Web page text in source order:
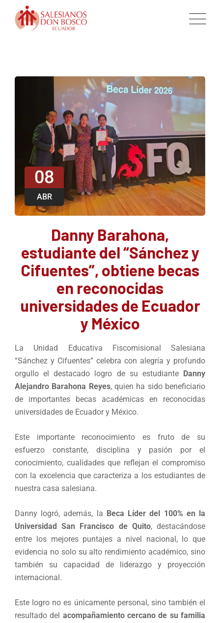
08
ABR
Danny Barahona,
estudiante del “Sánchez y
Cifuentes”, obtiene becas
en reconocidas
universidades de Ecuador
y México
La Unidad Educativa Fiscomisional Salesiana
“Sánchez y Cifuentes” celebra con alegría y profundo
orgullo el destacado logro de su estudiante
Danny
Alejandro Barahona Reyes, quien ha sido beneficiario
de importantes becas académicas en reconocidas
universidades de Ecuador y México.
Este importante reconocimiento es fruto de su
esfuerzo constante, disciplina y pasión por el
conocimiento, cualidades que reflejan el compromiso
con la excelencia que caracteriza a los estudiantes de
nuestra casa salesiana.
Danny logró, además, la Beca Líder del 100% en la
Universidad San Francisco de Quito, destacándose
entre los mejores puntajes a nivel nacional, lo que
evidencia no solo su alto rendimiento académico, sino
también su capacidad de liderazgo y proyección
internacional.
Este logro no es únicamente personal, sino también el
resultado del acompañamiento cercano de su familia